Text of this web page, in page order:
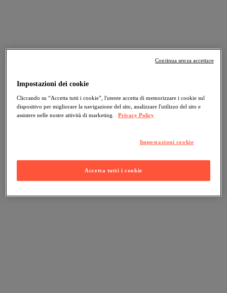
Impostazioni dei cookie
Cliccando su “Accetta tutti i cookie”, l'utente accetta di memorizzare i cookie sul
dispositivo per migliorare la navigazione del sito, analizzare l'utilizzo del sito e
assistere nelle nostre attività di marketing.
Privacy Policy
Impostazioni cookie
Accetta tutti i cookie
Continua senza accettare